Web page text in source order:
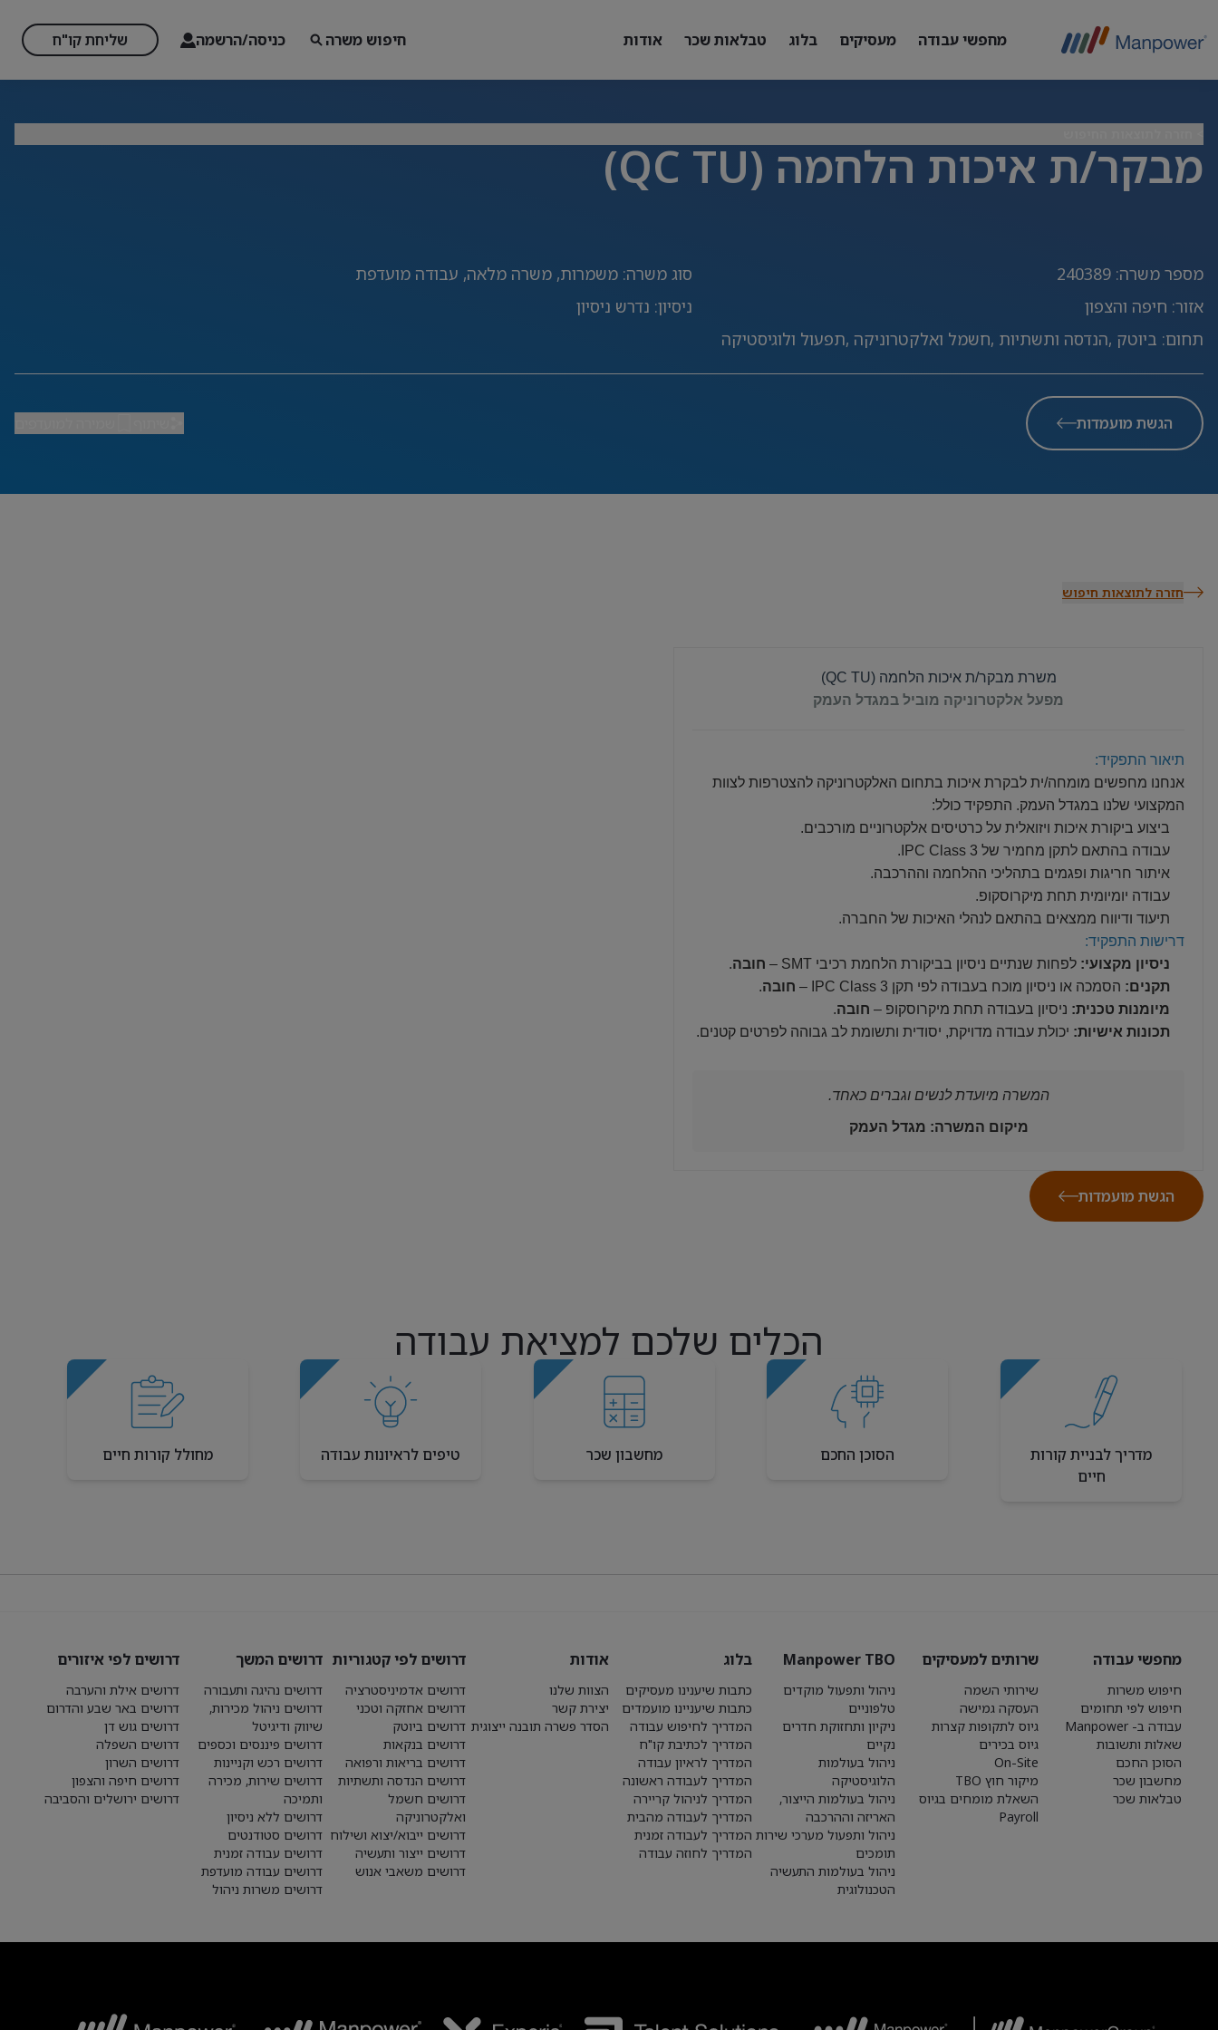
מחפשי עבודה מעסיקים בלוג טבלאות שכר אודות חיפוש משרה כניסה/הרשמה שליחת קו"ח
מבקר/ת איכות הלחמה (QC TU)
מספר משרה:
240389 סוג משרה: משמרות, משרה מלאה, עבודה מועדפת
אזור: חיפה והצפון ניסיון: נדרש ניסיון
תחום: ביוטק ,הנדסה ותשתיות ,חשמל ואלקטרוניקה ,תפעול ולוגיסטיקה
הגשת מועמדות
חזרה לתוצאות חיפוש
משרת מבקר/ת איכות הלחמה (QC TU)
מפעל אלקטרוניקה מוביל במגדל העמק
תיאור התפקיד:
אנחנו מחפשים מומחה/ית לבקרת איכות בתחום האלקטרוניקה להצטרפות לצוות
המקצועי שלנו במגדל העמק. התפקיד כולל:
ביצוע ביקורת איכות ויזואלית על כרטיסים אלקטרוניים מורכבים.
עבודה בהתאם לתקן מחמיר של IPC Class 3.
איתור חריגות ופגמים בתהליכי ההלחמה וההרכבה.
עבודה יומיומית תחת מיקרוסקופ.
תיעוד ודיווח ממצאים בהתאם לנהלי האיכות של החברה.
דרישות התפקיד:
ניסיון מקצועי: לפחות שנתיים ניסיון בביקורת הלחמת רכיבי SMT – חובה.
תקנים: הסמכה או ניסיון מוכח בעבודה לפי תקן IPC Class 3 – חובה.
מיומנות טכנית: ניסיון בעבודה תחת מיקרוסקופ – חובה.
תכונות אישיות: יכולת עבודה מדויקת, יסודית ותשומת לב גבוהה לפרטים קטנים.
המשרה מיועדת לנשים וגברים כאחד.
מיקום המשרה: מגדל העמק
הגשת מועמדות
הכלים שלכם למציאת עבודה
מדריך לבניית קורות
חיים
הסוכן החכם מחשבון שכר טיפים לראיונות עבודה מחולל קורות חיים
מחפשי עבודה
חיפוש משרות
חיפוש לפי תחומים
עבודה ב- Manpower
שאלות ותשובות
הסוכן החכם
מחשבון שכר
טבלאות שכר
שרותים למעסיקים
שירותי השמה
העסקה גמישה
גיוס לתקופות קצרות
גיוס בכירים
On-Site
מיקור חוץ TBO
השאלת מומחים בגיוס
Payroll
Manpower TBO
ניהול ותפעול מוקדים
טלפוניים
ניקיון ותחזוקת חדרים
נקיים
ניהול בעולמות
הלוגיסטיקה
ניהול בעולמות הייצור,
האריזה וההרכבה
ניהול ותפעול מערכי שירות
תומכים
ניהול בעולמות התעשיה
הטכנולוגית
בלוג
כתבות שיענינו מעסיקים
כתבות שיעניינו מועמדים
המדריך לחיפוש עבודה
המדריך לכתיבת קו"ח
המדריך לראיון עבודה
המדריך לעבודה ראשונה
המדריך לניהול קריירה
המדריך לעבודה מהבית
המדריך לעבודה זמנית
המדריך לחוזה עבודה
אודות
הצוות שלנו
יצירת קשר
הסדר פשרה תובנה ייצוגית
דרושים לפי קטגוריות
דרושים אדמיניסטרציה
דרושים אחזקה וטכני
דרושים ביוטק
דרושים בנקאות
דרושים בריאות ורפואה
דרושים הנדסה ותשתיות
דרושים חשמל
ואלקטרוניקה
דרושים ייבוא/יצוא ושילוח
דרושים ייצור ותעשיה
דרושים משאבי אנוש
דרושים המשך
דרושים נהיגה ותעבורה
דרושים ניהול מכירות,
שיווק ודיגיטל
דרושים פיננסים וכספים
דרושים רכש וקניינות
דרושים שירות, מכירה
ותמיכה
דרושים ללא ניסיון
דרושים סטודנטים
דרושים עבודה זמנית
דרושים עבודה מועדפת
דרושים משרות ניהול
דרושים לפי איזורים
דרושים אילת והערבה
דרושים באר שבע והדרום
דרושים גוש דן
דרושים השפלה
דרושים השרון
דרושים חיפה והצפון
דרושים ירושלים והסביבה